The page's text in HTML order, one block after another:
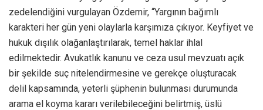
zedelendiğini vurgulayan Özdemir, “Yargının bağımlı
karakteri her gün yeni olaylarla karşımıza çıkıyor. Keyfiyet ve
hukuk dışılık olağanlaştırılarak, temel haklar ihlal
edilmektedir. Avukatlık kanunu ve ceza usul mevzuatı açık
bir şekilde suç nitelendirmesine ve gerekçe oluşturacak
delil kapsamında, yeterli şüphenin bulunması durumunda
arama el koyma kararı verilebileceğini belirtmiş, üslü